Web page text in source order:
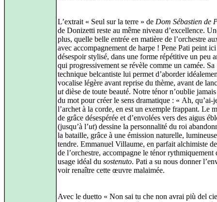
L’extrait « Seul sur la terre » de Dom Sébastien de
de Donizetti reste au même niveau d’excellence.
plus, quelle belle entrée en matière de l’orchestre
avec accompagnement de harpe ! Pene Pati peint
désespoir stylisé, dans une forme répétitive un peu
qui progressivement se révèle comme un camée. Sa
technique belcantiste lui permet d’aborder
vocalise légère avant reprise du thème, avant de
utdièse de toute beauté. Notre ténor n’oublie
du mot pour créer le sens dramatique : « Ah,
l’archet à la corde, en est un exemple frappant. Le
de grâce désespérée et d’envolées vers des aigus
(jusqu’à l’ut) dessine la personnalité du roi
la bataille, grâce à une émission naturelle,
tendre. Emmanuel Villaume, en parfait alchimiste
de l’orchestre, accompagne le ténor rythmiquement
usage idéal du sostenuto. Pati a su nous donner
voir renaître cette œuvre malaimée.
Avec le duetto « Non sai tu che non avrai più del